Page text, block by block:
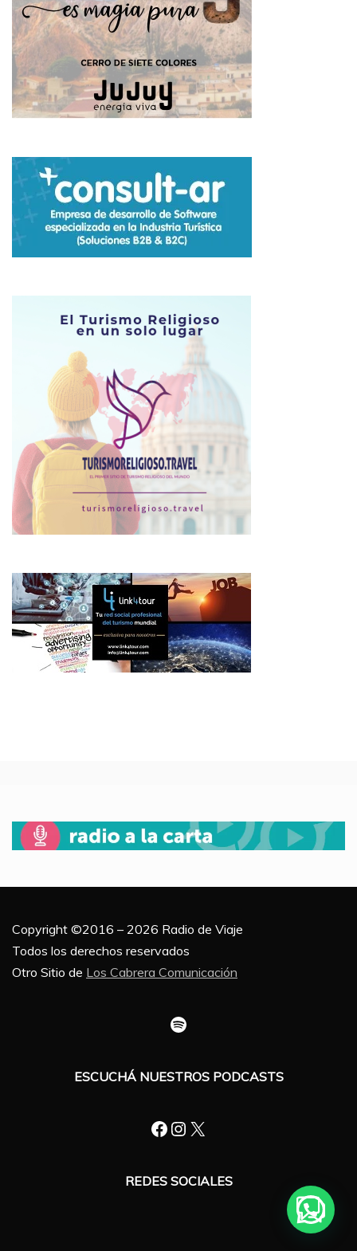
Copyright ©2016 – 2026 Radio de Viaje
Todos los derechos reservados
Otro Sitio de Los Cabrera Comunicación
Spotify
ESCUCHÁ NUESTROS PODCASTS
Facebook
Instagram
X
REDES SOCIALES